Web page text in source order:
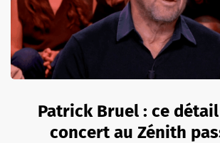
Patrick Bruel : ce
concert au Zénith